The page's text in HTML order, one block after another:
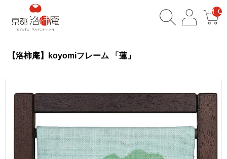
【洛柿庵】koyomiフレーム 「蓮」